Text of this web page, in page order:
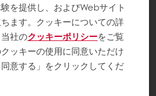
を提供し、およびWebサイト
ます。クッキーについての詳
社のクッキーポリシーをご覧
ッキーの使用に同意いただけ
意する」をクリックしてくだ